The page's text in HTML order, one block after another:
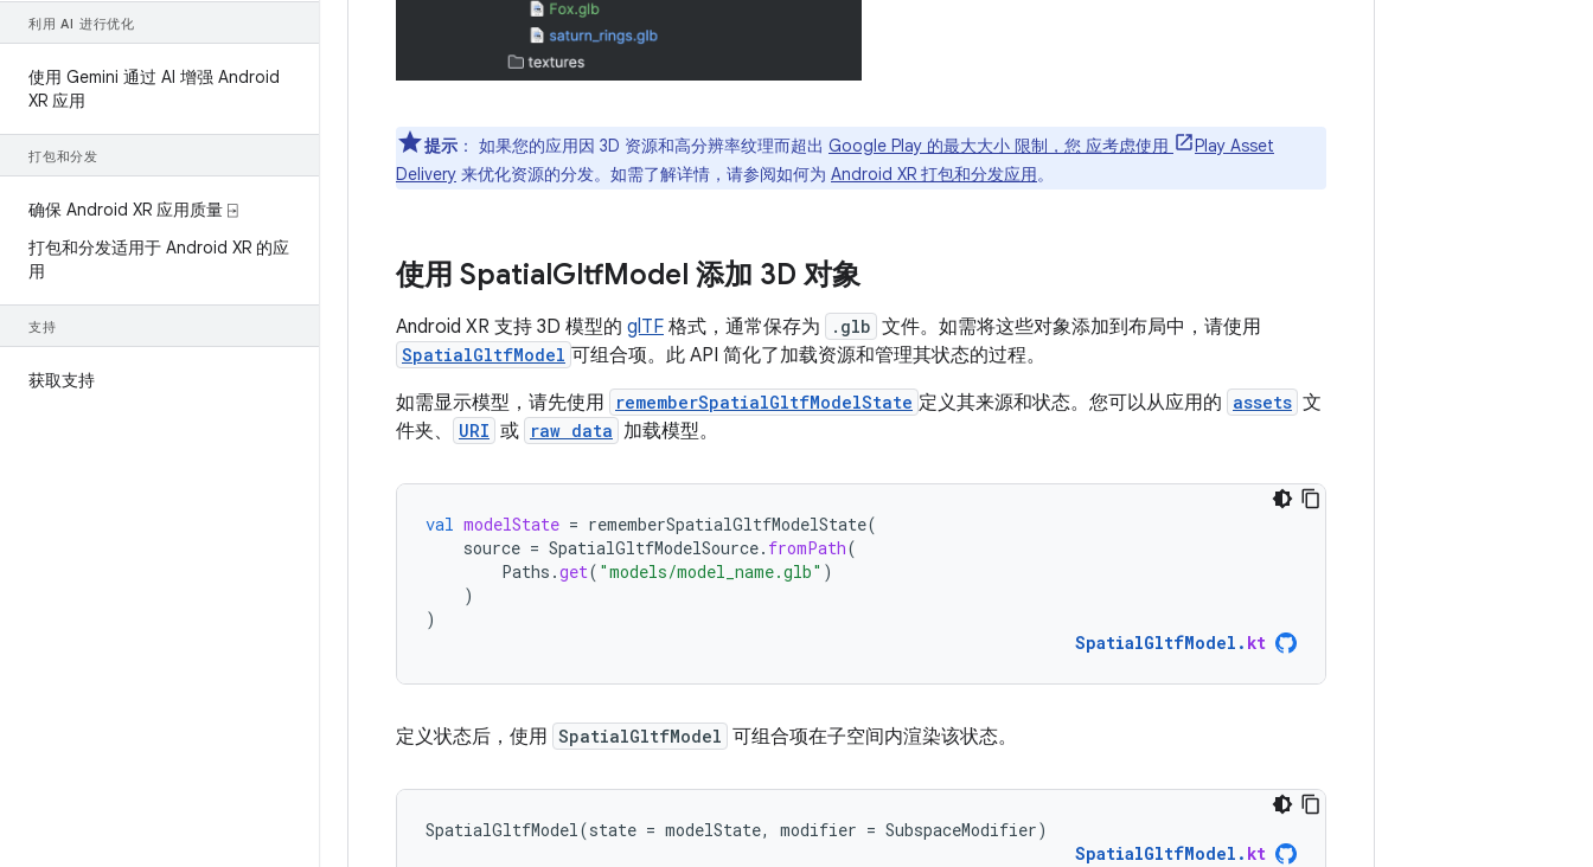
利用 AI 进行优化
使用 Gemini 通过 AI 增强 Android
XR 应用
打包和分发
确保 Android XR 应用质量 ⍈
打包和分发适用于 Android XR 的应
用
支持
获取支持
提示 ： 如果您的应用因 3D 资源和高分辨率纹理而超出 Google Play 的最大大小 限制，您 应考虑使用
Play Asset
Delivery 来优化资源的分发。如需了解详情，请参阅如何为 Android XR 打包和分发应用。
使用 SpatialGltfModel 添加 3D 对象
Android XR 支持 3D 模型的 glTF 格式，通常保存为 .glb 文件。如需将这些对象添加到布局中，请使用
SpatialGltfModel 可组合项。此 API 简化了加载资源和管理其状态的过程。
如需显示模型，请先使用
rememberSpatialGltfModelState 定义其来源和状态。您可以从应用的 assets 文
件夹、
URI 或 raw data 加载模型。
val modelState = rememberSpatialGltfModelState(
source = SpatialGltfModelSource. fromPath(
Paths .get( "models/model_name.glb" )
)
)
SpatialGltfModel . kt
定义状态后，使用 SpatialGltfModel 可组合项在子空间内渲染该状态。
SpatialGltfModel(state = modelState, modifier = SubspaceModifier)
SpatialGltfModel . kt